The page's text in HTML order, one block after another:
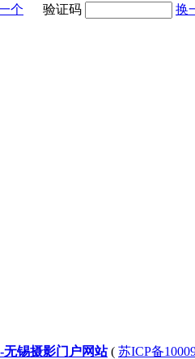
个 验证码 换
无锡摄影门户网站( 苏ICP备